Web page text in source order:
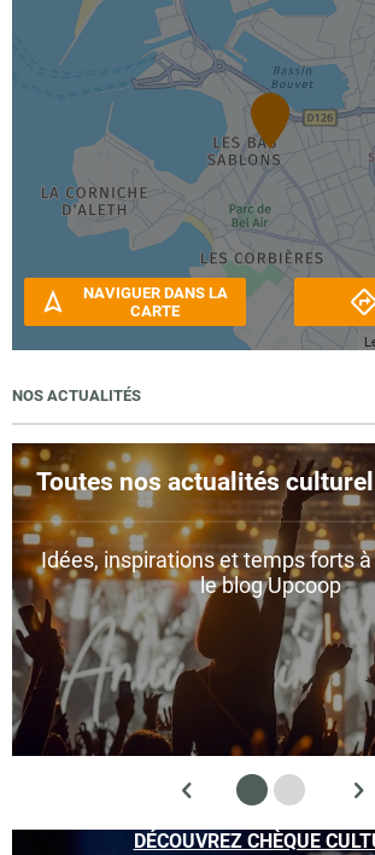
NAVIGUER DANS LA
CARTE
NOS ACTUALITÉS
Toutes nos actualités
Idées, inspirations et temps forts
le blog Upcoop
DÉCOUVREZ CHÈQUE